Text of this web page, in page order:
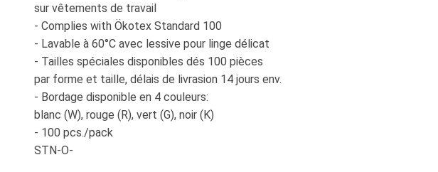
sur vêtements de travail
- Complies with Ökotex Standard 100
- Lavable à 60°C avec lessive pour linge délicat
- Tailles spéciales disponibles dés 100 pièces
par forme et taille, délais de livrasion 14 jours env.
- Bordage disponible en 4 couleurs:
blanc (W), rouge (R), vert (G), noir (K)
- 100 pcs./pack
STN-O-